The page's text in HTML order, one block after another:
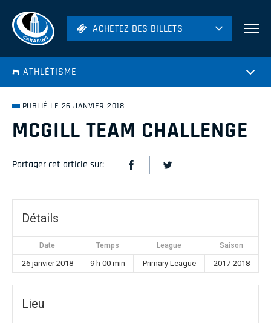
ACHETEZ DES BILLETS
ACHETEZ DES BILLETS
ATHLÉTISME
PUBLIÉ LE 26 JANVIER 2018
MCGILL TEAM CHALLENGE
Partager cet article sur:
Détails
Date Temps League Saison
26 janvier 2018 9 h 00 min Primary League 2017-2018
Lieu